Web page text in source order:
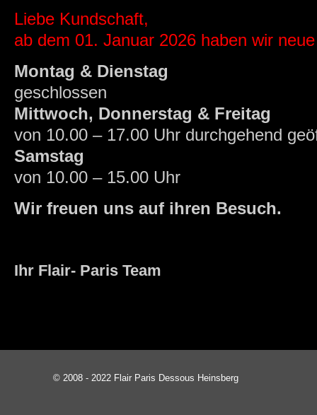
Liebe Kundschaft,
ab dem 01. Januar 2026 haben wir
Montag & Dienstag
geschlossen
Mittwoch, Donnerstag & Freitag
von 10.00 – 17.00 Uhr durchgehend
Samstag
von 10.00 – 15.00 Uhr
Wir freuen uns auf ihren Besuch.
Ihr Flair- Paris Team
© 2008 - 2022 Flair Paris Dessous Heinsberg